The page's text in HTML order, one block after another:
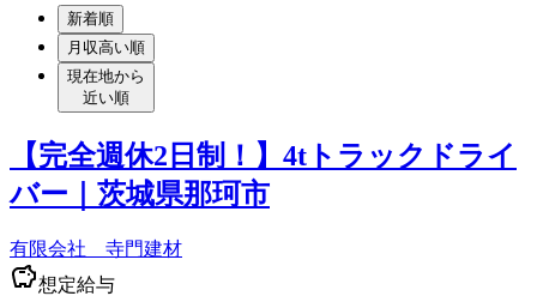
新着順
月収高い順
現在地から
近い順
【完全週休2日制！】4tトラックドライ
バー｜茨城県那珂市
有限会社 寺門建材
想定給与